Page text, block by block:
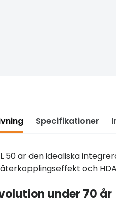
Specifikationer
50 är den idealiska
och
under 70 år